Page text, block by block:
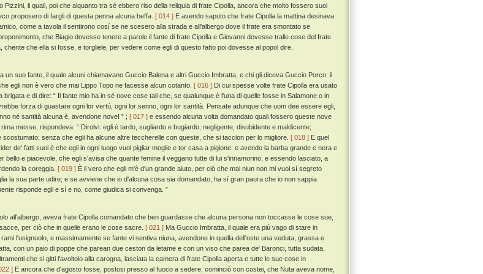
Pizzini, li quali, poi che alquanto tra sé ebbero riso della reliquia di frate Cipolla, ancora che molto fossero suoi
proposero di fargli di questa penna alcuna beffa. [ 014 ] E avendo saputo che frate Cipolla la mattina desinava
come a tavola il sentirono cosí se ne scesero alla strada e all'albergo dove il frate era smontato se
che Biagio dovesse tenere a parole il fante di frate Cipolla e Giovanni dovesse tralle cose del frate
chente che ella si fosse, e torgliele, per vedere come egli di questo fatto poi dovesse al popol dire.
un suo fante, il quale alcuni chiamavano Guccio Balena e altri Guccio Imbratta, e chi gli diceva Guccio Porco: il
egli non è vero che mai Lippo Topo ne facesse alcun cotanto. [ 016 ] Di cui spesse volte frate Cipolla era usato
brigata e di dire: “ Il fante mio ha in sé nove cose tali che, se qualunque è l'una di quelle fosse in Salamone o in
forza di guastare ogni lor vertú, ogni lor senno, ogni lor santità. Pensate adunque che uom dee essere egli,
né santità alcuna è, avendone nove! ” ; [ 017 ] e essendo alcuna volta domandato quali fossero queste nove
messe, rispondeva: “ Dirolvi: egli è tardo, sugliardo e bugiardo; negligente, disubidente e maldicente;
senza che egli ha alcune altre teccherelle con queste, che si taccion per lo migliore. [ 018 ] E quel
de' fatti suoi è che egli in ogni luogo vuol pigliar moglie e tor casa a pigione; e avendo la barba grande e nera e
bello e piacevole, che egli s'avisa che quante femine il veggano tutte di lui s'innamorino, e essendo lasciato, a
la coreggia. [ 019 ] È il vero che egli m'è d'un grande aiuto, per ciò che mai niun non mi vuol sí segreto
la sua parte udire; e se avviene che io d'alcuna cosa sia domandato, ha sí gran paura che io non sappia
risponde egli e sí e no, come giudica si convenga. ”
all'albergo, aveva frate Cipolla comandato che ben guardasse che alcuna persona non toccasse le cose sue,
per ciò che in quelle erano le cose sacre. [ 021 ] Ma Guccio Imbratta, il quale era piú vago di stare in
l'usignuolo, e massimamente se fante vi sentiva niuna, avendone in quella dell'oste una veduta, grassa e
con un paio di poppe che parean due ceston da letame e con un viso che parea de' Baronci, tutta sudata,
che si gitti l'avoltoio alla carogna, lasciata la camera di frate Cipolla aperta e tutte le sue cose in
] E ancora che d'agosto fosse, postosi presso al fuoco a sedere, cominciò con costei, che Nuta aveva nome,